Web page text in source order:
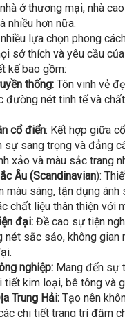
ở thương mại, nhà
nhiều hơn nữa.
lựa chọn phong
sở thích và yêu cầu
kế bao gồm:
thống: Tôn vinh vẻ
đường nét tinh tế và
cổ điển: Kết hợp giữa
sự sang trọng và đẳng
xảo và màu sắc trang
Âu (Scandinavian):
màu sáng, tận dụng ánh
chất liệu thân thiện với
đại: Đề cao sự tiện
nét sắc sảo, không gian
nghiệp: Mang đến sự
tiết kim loại, bê tông và
Trung Hải: Tạo nên
chi tiết trang trí đậm